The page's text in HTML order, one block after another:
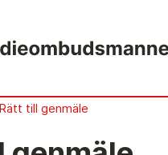
Rätt till genmäle